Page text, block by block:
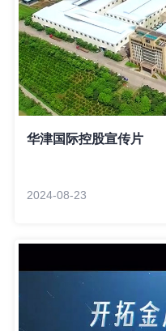
华津国际控股宣传片
2024-08-23